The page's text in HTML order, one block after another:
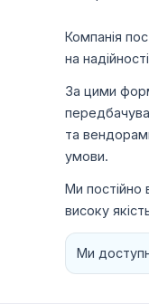
Компанія
на
За цими
та
умови.
Ми
високу
Ми